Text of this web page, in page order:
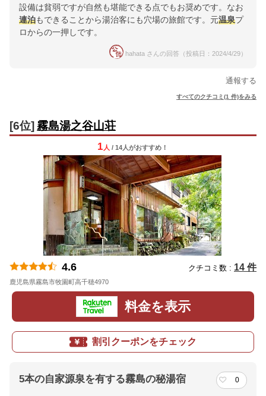
設備は貧弱ですが自然も堪能できる点でもお奨めです。なお
連泊もできることから湯治客にも穴場の旅館です。元温泉プ
ロからの一押しです。
hahata さんの回答（投稿日：2024/4/29）
通報する
すべてのクチコミ(1 件)をみる
[6位] 霧島湯之谷山荘
1 人 / 14人がおすすめ！
4.6 クチコミ数 : 14 件
鹿児島県霧島市牧園町高千穂4970
料金を表示
割引クーポンをチェック
5本の自家源泉を有する霧島の秘湯宿 0